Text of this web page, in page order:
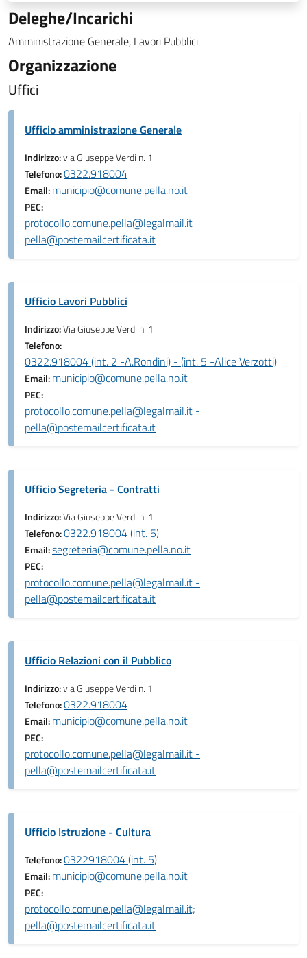
Deleghe/Incarichi
Amministrazione Generale, Lavori Pubblici
Organizzazione
Uffici
Ufficio amministrazione Generale
Indirizzo:via Giuseppe Verdi n. 1
Telefono:0322.918004
Email:municipio@comune.pella.no.it
PEC:
protocollo.comune.pella@legalmail.it -
pella@postemailcertificata.it
Ufficio Lavori Pubblici
Indirizzo:Via Giuseppe Verdi n. 1
Telefono:
0322.918004 (int. 2 -A.Rondini) - (int. 5 -Alice Verzotti)
Email:municipio@comune.pella.no.it
PEC:
protocollo.comune.pella@legalmail.it -
pella@postemailcertificata.it
Ufficio Segreteria - Contratti
Indirizzo:Via Giuseppe Verdi n. 1
Telefono:0322.918004 (int. 5)
Email:segreteria@comune.pella.no.it
PEC:
protocollo.comune.pella@legalmail.it -
pella@postemailcertificata.it
Ufficio Relazioni con il Pubblico
Indirizzo:via Giuseppe Verdi n. 1
Telefono:0322.918004
Email:municipio@comune.pella.no.it
PEC:
protocollo.comune.pella@legalmail.it -
pella@postemailcertificata.it
Ufficio Istruzione - Cultura
Telefono:0322918004 (int. 5)
Email:municipio@comune.pella.no.it
PEC:
protocollo.comune.pella@legalmail.it;
pella@postemailcertificata.it